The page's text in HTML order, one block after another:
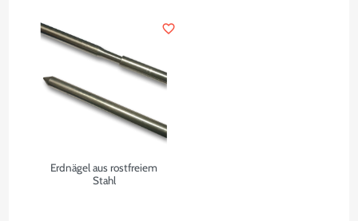
Erdnägel aus rostfreiem
Stahl
favorite_border